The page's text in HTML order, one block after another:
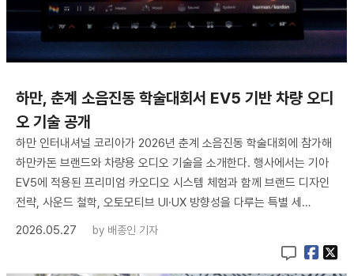
하만, 춘계 소음진동 학술대회서 EV5 기반 차량 오디
오 기술 공개
하만 인터내셔널 코리아가 2026년 춘계 소음진동 학술대회에 참가해
하만카돈 브랜드와 차량용 오디오 기술을 소개한다. 행사에서는 기아
EV5에 적용된 프리미엄 카오디오 시스템 체험과 함께 브랜드 디자인
전략, 사운드 철학, 오토모티브 UI·UX 방향성을 다루는 특별 세…
2026.05.27
by 배종인 기자